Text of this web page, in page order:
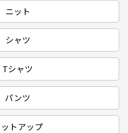
ニット
シャツ
Tシャツ
パンツ
トアップ